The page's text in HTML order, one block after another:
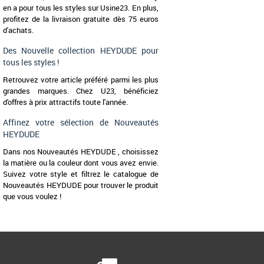
en a pour tous les styles sur Usine23. En plus,
profitez de la livraison gratuite dès 75 euros
d'achats.
Des Nouvelle collection HEYDUDE pour
tous les styles !
Retrouvez votre article préféré parmi les plus
grandes marques. Chez U23, bénéficiez
d'offres à prix attractifs toute l'année.
Affinez votre sélection de Nouveautés
HEYDUDE
Dans nos Nouveautés HEYDUDE , choisissez
la matière ou la couleur dont vous avez envie.
Suivez votre style et filtrez le catalogue de
Nouveautés HEYDUDE pour trouver le produit
que vous voulez !